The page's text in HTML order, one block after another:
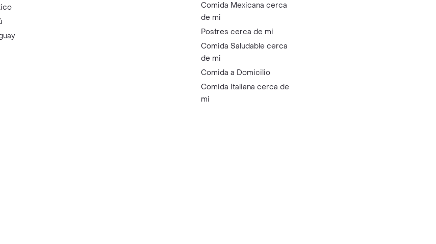
Comida Mexicana cerca
de mi
Postres cerca de mi
Comida Saludable cerca
de mi
Comida a Domicilio
Comida Italiana cerca de
mi